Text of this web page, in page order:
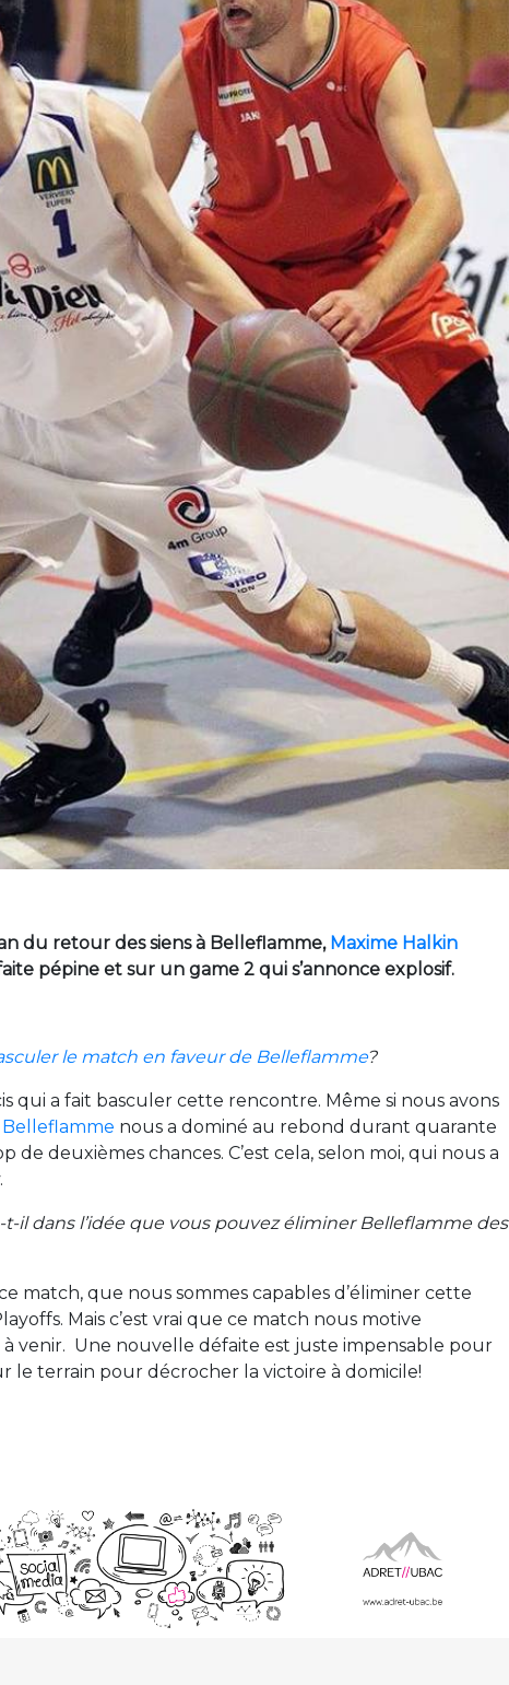
du retour des siens à Belleflamme, Maxime Halkin
pépine et sur un game 2 qui s’annonce explosif.
le match en faveur de Belleflamme?
qui a fait basculer cette rencontre. Même si nous avons
Belleflamme nous a dominé au rebond durant quarante
de deuxièmes chances. C’est cela, selon moi, qui nous a
il dans l’idée que vous pouvez éliminer Belleflamme des
match, que nous sommes capables d’éliminer cette
Mais c’est vrai que ce match nous motive
venir. Une nouvelle défaite est juste impensable pour
le terrain pour décrocher la victoire à domicile!